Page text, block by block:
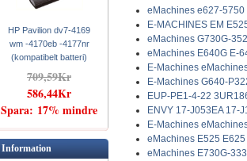
HP Pavilion dv7-4169
wm -4170eb -4177nr
(kompatibelt batteri)
709,59Kr
586,44Kr
Spara: 17% mindre
Information
eMachines e627-
E-MACHINES EM
eMachines G730G-
eMachines E640G E-
E-Machines
E-Machines G640-
EUP-PE1-4-22
ENVY 17-J053EA 17-
E-Machines
eMachines E525
eMachines E730G-